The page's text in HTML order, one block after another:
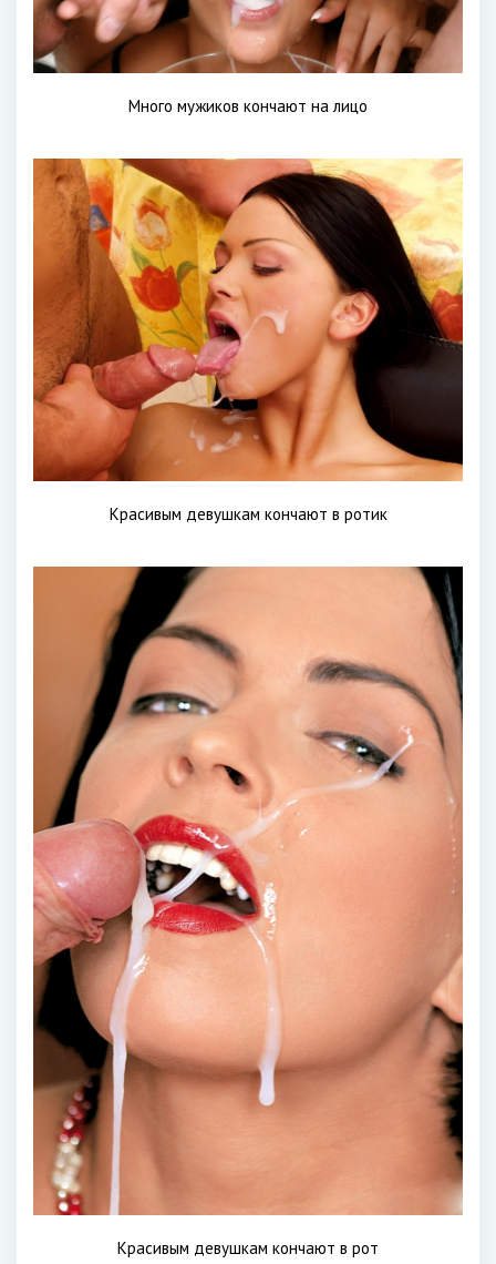
Много мужиков кончают на лицо
Красивым девушкам кончают в ротик
Красивым девушкам кончают в рот